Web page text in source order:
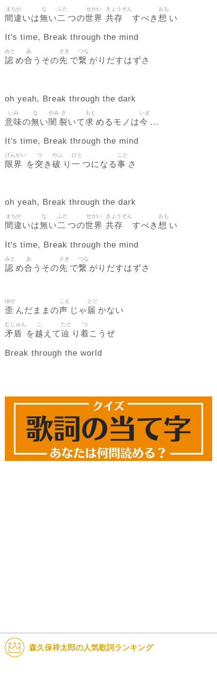
間違
まちが
いは無
な
い二
ふた
つの世界
せかい
共存
きょうぞん
すべき 想
おも
い
It's time, Break through the mind
認
みと
め合
あ
うその先
さき
で繋
つな
がりだすはずさ
oh yeah, Break through the dark
意味
いみ
の無
な
い 闇
やみ
裂
さ
いて求
もと
めるモノは今
いま
...
It's time, Break through the mind
限界
げんかい
を突
つ
き 破
やぶ
り 一
ひと
つになる事
こと
さ
oh yeah, Break through the dark
間違
まちが
いは無
な
い二
ふた
つの世界
せかい
共存
きょうぞん
すべき 想
おも
い
It's time, Break through the mind
認
みと
め合
あ
うその先
さき
で繋
つな
がりだすはずさ
歪
ゆが
んだままの声
こえ
じゃ 届
とど
かない
矛盾
むじゅん
を越
こ
えて辿
たど
り 着
つ
こうぜ
Break through the world
森久保祥太郎の人気歌詞ランキング